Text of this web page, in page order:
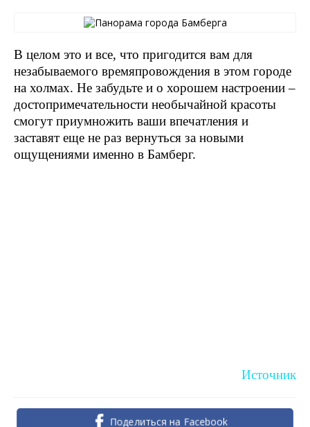
В целом это и все, что пригодится вам для
незабываемого времяпровождения в этом городе
на холмах. Не забудьте и о хорошем настроении –
достопримечательности необычайной красоты
смогут приумножить ваши впечатления и
заставят еще не раз вернуться за новыми
ощущениями именно в Бамберг.
Источник
Поделиться на Facebook